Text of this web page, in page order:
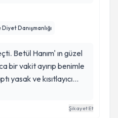
Danışmanlığı
Betül Hanım' ın güzel
bir vakit ayırıp benimle
yasak ve kısıtlayıcı
öğrenerek bana
Kendisine teşekkürŞikayet Et